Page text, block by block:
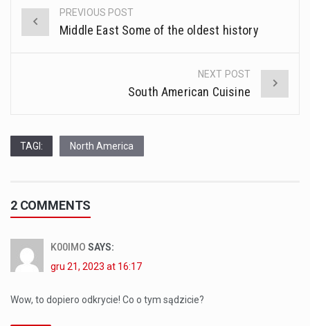
Post
PREVIOUS POST
Middle East Some of the oldest history
NEXT POST
South American Cuisine
TAGI: North America
2 COMMENTS
K00IMO SAYS:
gru 21, 2023 at 16:17
Wow, to dopiero odkrycie! Co o tym sądzicie?